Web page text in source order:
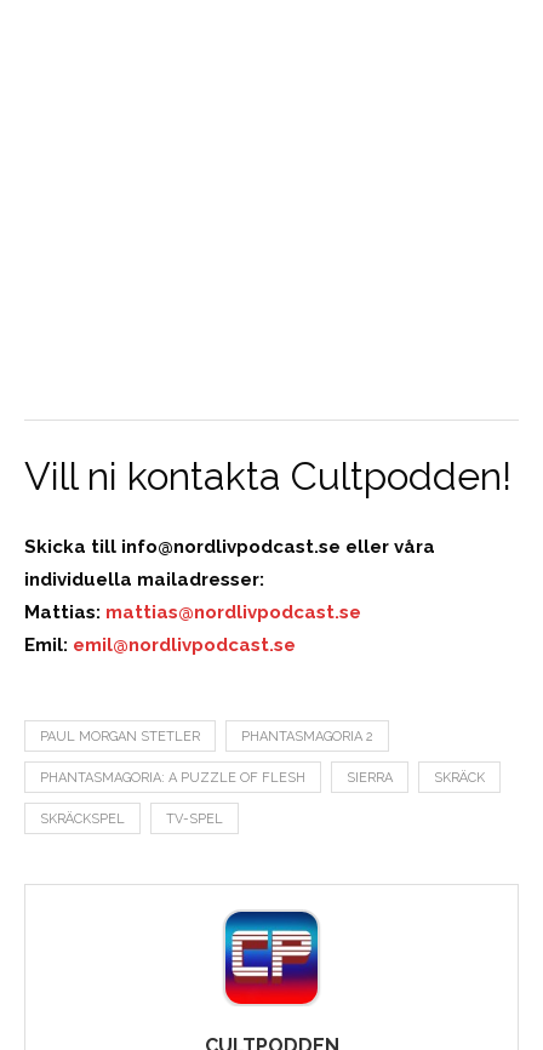
Vill ni kontakta Cultpodden!
Skicka till info@nordlivpodcast.se eller våra
individuella mailadresser:
Mattias: mattias@nordlivpodcast.se
Emil: emil@nordlivpodcast.se
PAUL MORGAN STETLER PHANTASMAGORIA 2
PHANTASMAGORIA: A PUZZLE OF FLESH SIERRA SKRÄCK
SKRÄCKSPEL TV-SPEL